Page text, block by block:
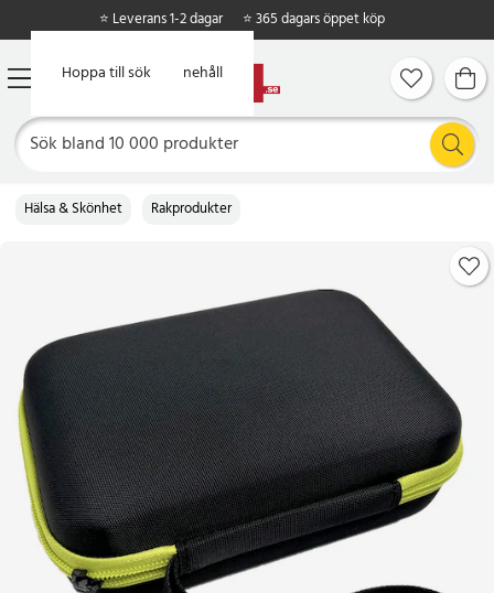
Hoppa till huvudinnehåll
Hoppa till sök
⭐ Leverans 1-2 dagar ⭐ 365 dagars öppet köp
Hälsa & Skönhet Rakprodukter